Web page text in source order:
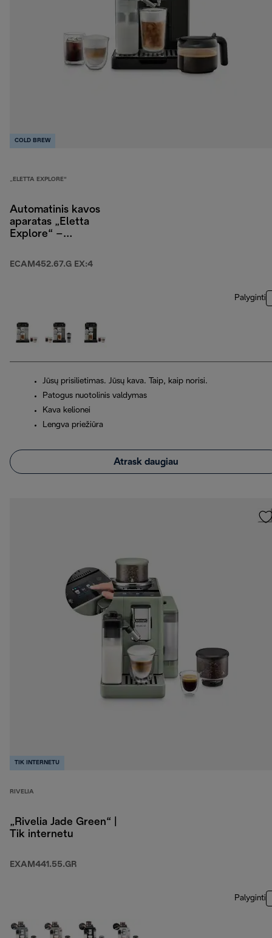
COLD BREW
„ELETTA EXPLORE“
Automatinis kavos
aparatas „Eletta
Explore“ –
ECAM452.67.G EX:4
Palyginti
Jūsų prisilietimas. Jūsų kava. Taip, kaip norisi.
Patogus nuotolinis valdymas
Kava kelionei
Lengva priežiūra
Atrask daugiau
TIK INTERNETU
RIVELIA
„Rivelia Jade Green“ |
Tik internetu
EXAM441.55.GR
Palyginti